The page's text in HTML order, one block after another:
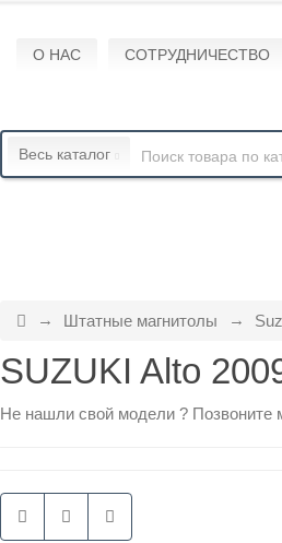
О НАС СОТРУДНИЧЕСТВО
Весь каталог
Штатные магнитолы
SUZUKI Alto
Не нашли свой модели ? Позвоните